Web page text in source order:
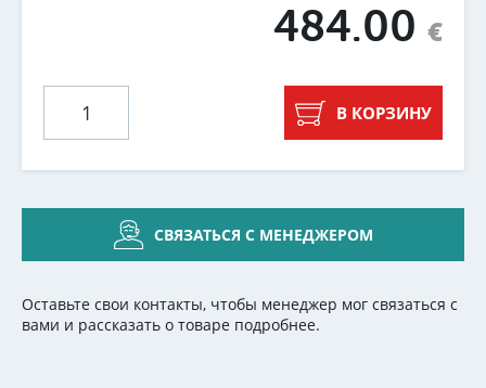
484.00 €
В КОРЗИНУ
СВЯЗАТЬСЯ С МЕНЕДЖЕРОМ
Оставьте свои контакты, чтобы менеджер мог связаться с
вами и рассказать о товаре подробнее.